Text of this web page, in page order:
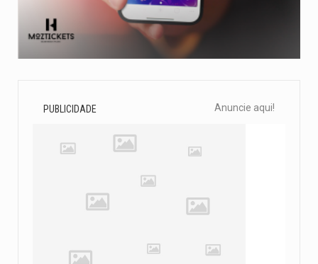
PUBLICIDADE Anuncie aqui!